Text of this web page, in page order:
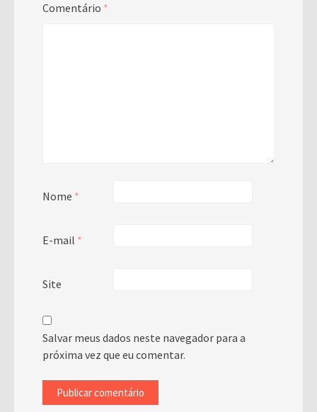
Comentário *
Nome *
E-mail *
Site
Salvar meus dados neste navegador para a
próxima vez que eu comentar.